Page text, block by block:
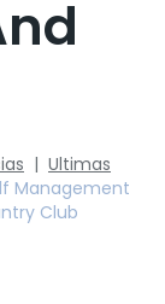
| Ultimas
Management
Club